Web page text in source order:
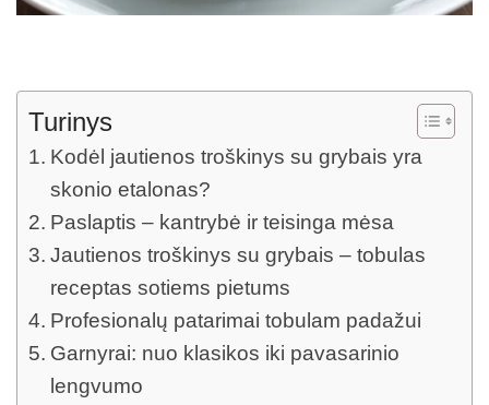
Turinys
Kodėl jautienos troškinys su grybais yra
skonio etalonas?
Paslaptis – kantrybė ir teisinga mėsa
Jautienos troškinys su grybais – tobulas
receptas sotiems pietums
Profesionalų patarimai tobulam padažui
Garnyrai: nuo klasikos iki pavasarinio
lengvumo